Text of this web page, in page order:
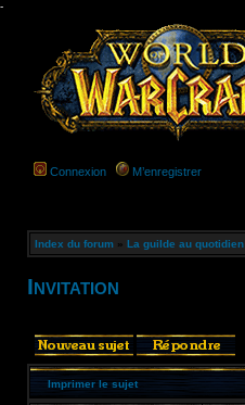
-
Connexion M’enregistrer
Index du forum » La guilde au quotidien
Invitation
Imprimer le sujet